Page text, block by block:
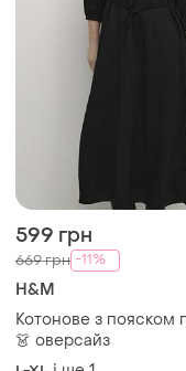
599 грн
669 грн -11%
H&M
Котонове з пояском
👗 оверсайз